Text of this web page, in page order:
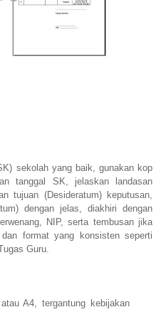
sekolah yang baik, gunakan kop
tanggal SK, jelaskan landasan
tujuan (Desideratum) keputusan,
dengan jelas, diakhiri dengan
NIP, serta tembusan jika
format yang konsisten seperti
Guru.
A4, tergantung kebijakan